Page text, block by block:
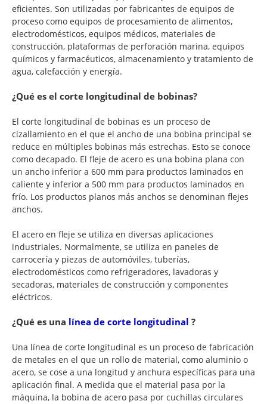
eficientes. Son utilizadas por fabricantes de equipos de
proceso como equipos de procesamiento de alimentos,
electrodomésticos, equipos médicos, materiales de
construcción, plataformas de perforación marina, equipos
químicos y farmacéuticos, almacenamiento y tratamiento de
agua, calefacción y energía.
¿Qué es el corte longitudinal de bobinas?
El corte longitudinal de bobinas es un proceso de
cizallamiento en el que el ancho de una bobina principal se
reduce en múltiples bobinas más estrechas. Esto se conoce
como decapado. El fleje de acero es una bobina plana con
un ancho inferior a 600 mm para productos laminados en
caliente y inferior a 500 mm para productos laminados en
frío. Los productos planos más anchos se denominan flejes
anchos.
El acero en fleje se utiliza en diversas aplicaciones
industriales. Normalmente, se utiliza en paneles de
carrocería y piezas de automóviles, tuberías,
electrodomésticos como refrigeradores, lavadoras y
secadoras, materiales de construcción y componentes
eléctricos.
¿Qué es una línea de corte longitudinal ?
Una línea de corte longitudinal es un proceso de fabricación
de metales en el que un rollo de material, como aluminio o
acero, se cose a una longitud y anchura específicas para una
aplicación final. A medida que el material pasa por la
máquina, la bobina de acero pasa por cuchillas circulares